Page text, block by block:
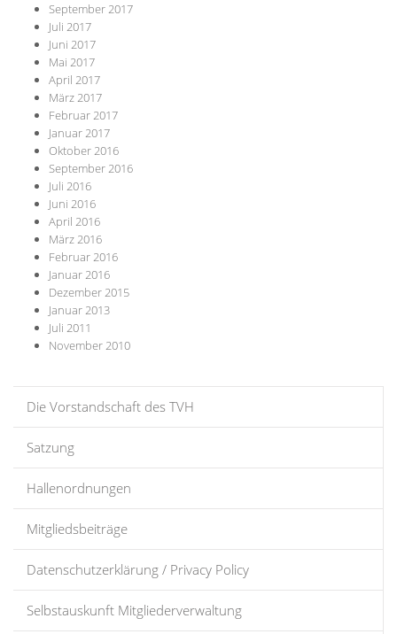
September 2017
Juli 2017
Juni 2017
Mai 2017
April 2017
März 2017
Februar 2017
Januar 2017
Oktober 2016
September 2016
Juli 2016
Juni 2016
April 2016
März 2016
Februar 2016
Januar 2016
Dezember 2015
Januar 2013
Juli 2011
November 2010
Die Vorstandschaft des TVH
Satzung
Hallenordnungen
Mitgliedsbeiträge
Datenschutzerklärung / Privacy Policy
Selbstauskunft Mitgliederverwaltung